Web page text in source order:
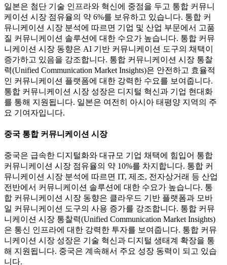
일본은 첨단 기술 인프라와 혁신에 중점을 두고 통합 커뮤니
케이션 시장 점유율의 약 6%를 보유하고 있습니다. 통합 커
뮤니케이션 시장 분석에 따르면 기업 및 산업 부문에서 고품
질 커뮤니케이션 솔루션에 대한 수요가 높습니다. 통합 커뮤
니케이션 시장 동향은 AI 기반 커뮤니케이션 도구의 채택이
증가하고 있음을 강조합니다. 통합 커뮤니케이션 시장 통찰
력(Unified Communication Market Insights)은 안전하고 효율적
인 커뮤니케이션 플랫폼에 대한 강력한 수요를 보여줍니다.
통합 커뮤니케이션 시장 성장은 디지털 혁신과 기업 현대화
를 통해 지원됩니다. 일본은 여전히 ​​아시아 태평양 지역의 주
요 기여자입니다.
중국 통합 커뮤니케이션 시장
중국은 급속한 디지털화와 대규모 기업 채택에 힘입어 통합
커뮤니케이션 시장 점유율의 약 10%를 차지합니다. 통합 커
뮤니케이션 시장 분석에 따르면 IT, 제조, 전자상거래 등 산업
전반에서 커뮤니케이션 솔루션에 대한 수요가 높습니다. 통
합 커뮤니케이션 시장 동향은 클라우드 기반 플랫폼과 모바
일 커뮤니케이션 도구의 사용 증가를 강조합니다. 통합 커뮤
니케이션 시장 통찰력(Unified Communication Market Insights)
은 통신 인프라에 대한 강력한 투자를 보여줍니다. 통합 커뮤
니케이션 시장 성장은 기술 혁신과 디지털 생태계 확장을 통
해 지원됩니다. 중국은 계속해서 주요 성장 동력이 되고 있습
니다.